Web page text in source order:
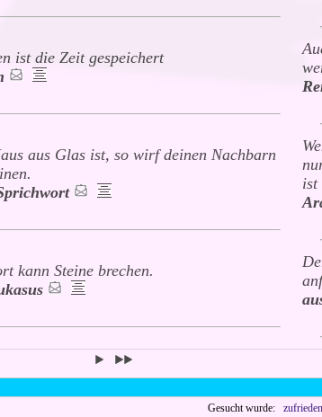
ist die Zeit gespeichert
aus Glas ist, so wirf deinen Nachbarn
ist
kann Steine brechen.
Gesucht wurde: